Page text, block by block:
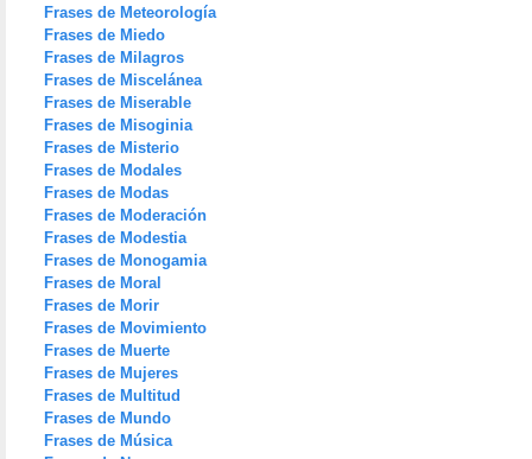
Frases de Meteorología
Frases de Miedo
Frases de Milagros
Frases de Miscelánea
Frases de Miserable
Frases de Misoginia
Frases de Misterio
Frases de Modales
Frases de Modas
Frases de Moderación
Frases de Modestia
Frases de Monogamia
Frases de Moral
Frases de Morir
Frases de Movimiento
Frases de Muerte
Frases de Mujeres
Frases de Multitud
Frases de Mundo
Frases de Música